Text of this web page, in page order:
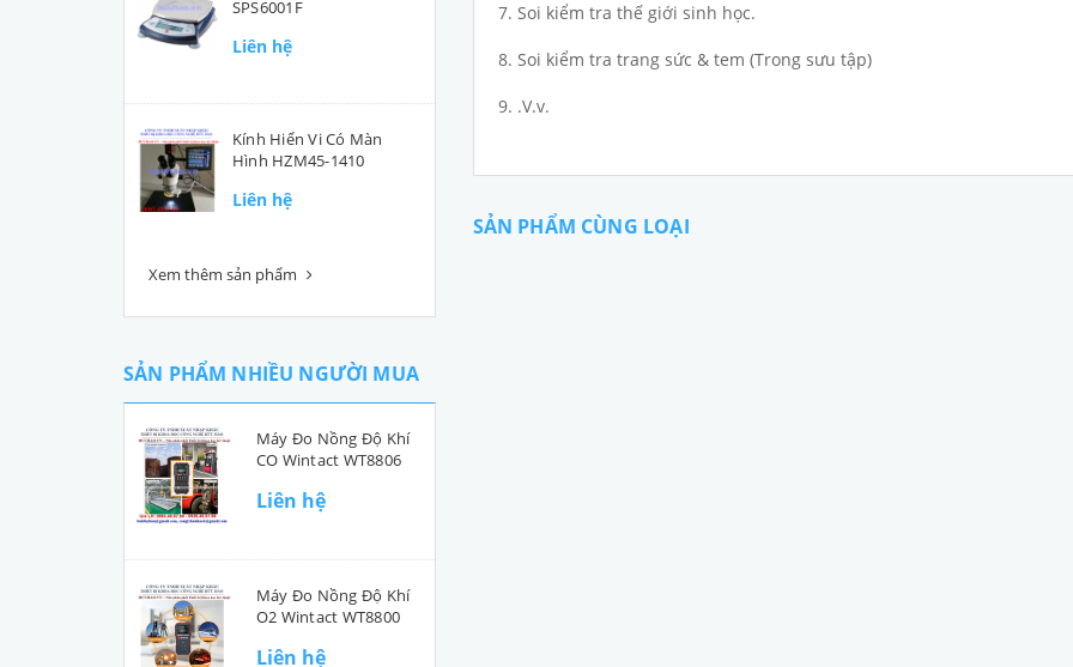
SPS6001F
Liên hệ
Kính Hiển Vi Có Màn
Hình HZM45-1410
Liên hệ
Xem thêm sản phẩm
SẢN PHẨM NHIỀU NGƯỜI MUA
Máy Đo Nồng Độ Khí
CO Wintact WT8806
Liên hệ
Máy Đo Nồng Độ Khí
O2 Wintact WT8800
Liên hệ
7. Soi kiểm tra thế giới sinh học.
8. Soi kiểm tra trang sức & tem (Trong sưu tập)
9. .V.v.
SẢN PHẨM CÙNG LOẠI